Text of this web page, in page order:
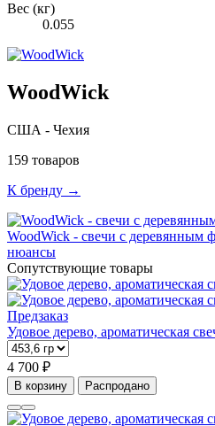
Вес (кг)
0.055
WoodWick
США - Чехия
159 товаров
К бренду →
WoodWick - свечи с деревянным
нюансы
Сопутствующие товары
Предзаказ
Удовое дерево, ароматическая
4 700 ₽
В корзину Распродано